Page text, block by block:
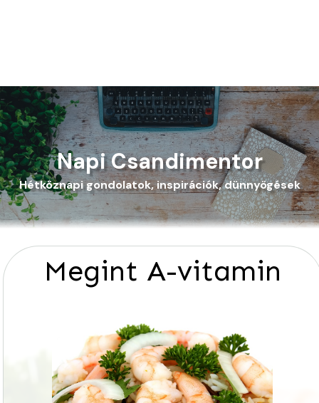
Napi Csandimentor
Hétköznapi gondolatok, inspirációk, dünnyögések
Megint A-vitamin